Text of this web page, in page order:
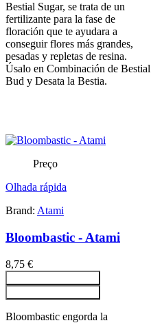
Bestial Sugar, se trata de un
fertilizante para la fase de
floración que te ayudara a
conseguir flores más grandes,
pesadas y repletas de resina.
Úsalo en Combinación de Bestial
Bud y Desata la Bestia.
Preço
Olhada rápida
Brand: Atami
Bloombastic - Atami
8,75 €
Bloombastic engorda la